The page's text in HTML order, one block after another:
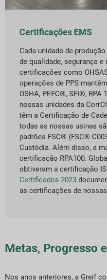
Certificações EMS
Cada unidade de
de qualidade, segurança
certificações como
operações de PPS
OSHA, PEFC®, SFI®, RPA
nossas unidades da
têm a Certificação de
todas as nossas usinas
padrões FSC® (FSC®
Custódia. Além disso, a
certificação RPA100.
obtiveram a certificação
Certificados 2023
as certificações de
Metas, Progresso
Nos anos anteriores, a Greif